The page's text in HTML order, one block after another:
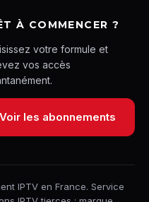
À COMMENCER ?
votre formule et
vos accès
Voir les abonnements
IPTV en France. Service